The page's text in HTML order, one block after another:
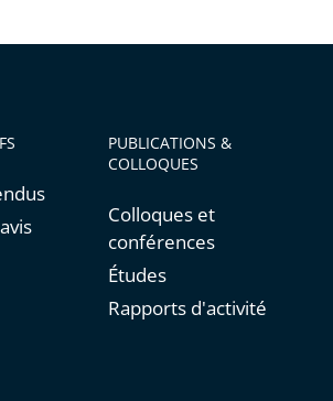
PUBLICATIONS &
COLLOQUES
Colloques et
conférences
Études
Rapports d'activité